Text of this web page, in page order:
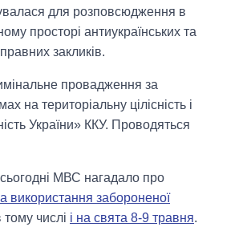
для розповсюдження в
просторі антиукраїнських та
закликів.
провадження за
на територіальну цілісність і
України» ККУ. Проводяться
МВС нагадало про
використання забороненої
тому числі і на свята 8-9 травня.